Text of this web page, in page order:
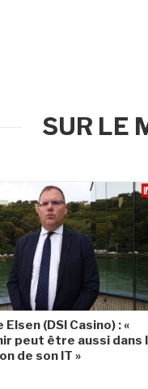
SUR LE
Elsen (DSI Casino) : «
peut être aussi dans
de son IT »